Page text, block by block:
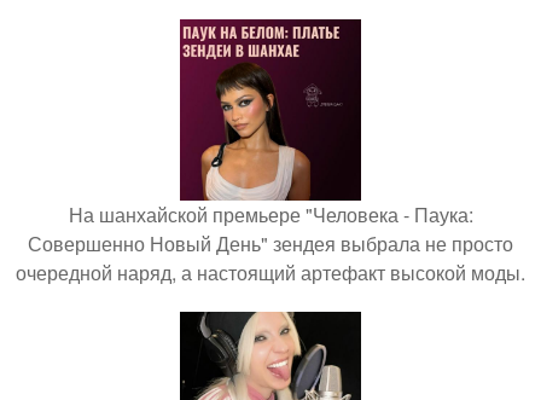
На шанхайской премьере "Человека - Паука:
Совершенно Новый День" зендея выбрала не просто
очередной наряд, а настоящий артефакт высокой моды.